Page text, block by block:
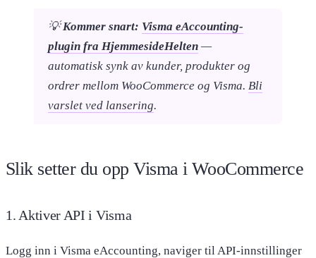
💡Kommer snart: Visma eAccounting-
plugin fra HjemmesideHelten —
automatisk synk av kunder, produkter og
ordrer mellom WooCommerce og Visma. Bli
varslet ved lansering.
Slik setter du opp Visma i WooCommerce
1. Aktiver API i Visma
Logg inn i Visma eAccounting, naviger til API-innstillinger